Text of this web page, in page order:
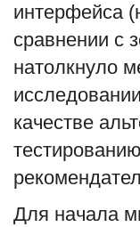
интерфейса
сравнении с
натолкнуло
качестве
Для начала